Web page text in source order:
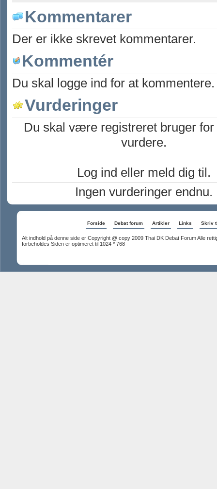
Kommentarer
Der er ikke skrevet kommentarer.
Kommentér
Du skal logge ind for at kommentere.
Vurderinger
Du skal være registreret bruger for
vurdere.
Log ind eller meld dig til.
Ingen vurderinger endnu.
Forside Debat forum Artikler Links Skriv
Alt indhold på denne side er Copyright @ copy 2009 Thai DK Debat Forum Alle
forbeholdes Siden er optimeret til 1024 * 768